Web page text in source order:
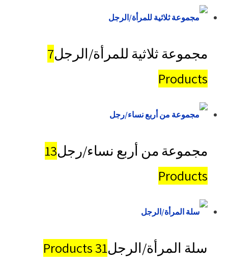
مجموعة ثلاثية للمرأة/الرجل7
Products
مجموعة من أربع نساء/رجل13
Products
سلة المرأة/الرجل31 Products